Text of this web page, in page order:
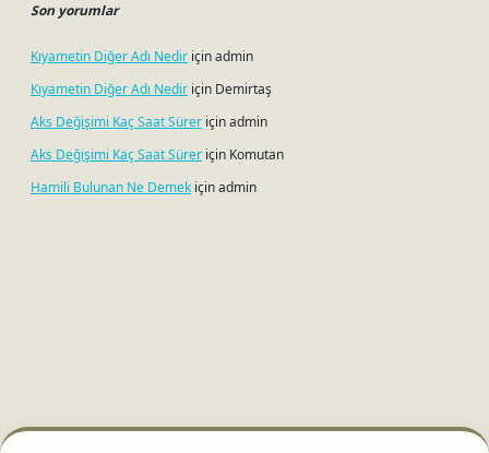
Son yorumlar
Kıyametin Diğer Adı Nedir içinadmin
Kıyametin Diğer Adı Nedir için Demirtaş
Aks Değişimi Kaç Saat Sürer içinadmin
Aks Değişimi Kaç Saat Sürer için Komutan
Hamili Bulunan Ne Demek içinadmin